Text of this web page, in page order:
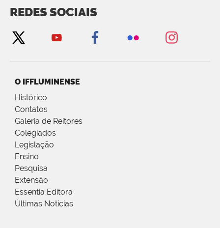
REDES SOCIAIS
O IFFLUMINENSE
Histórico
Contatos
Galeria de Reitores
Colegiados
Legislação
Ensino
Pesquisa
Extensão
Essentia Editora
Últimas Notícias